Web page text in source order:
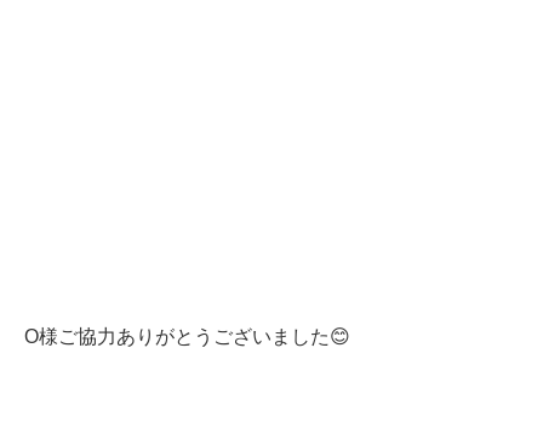
O様ご協力ありがとうございました😊